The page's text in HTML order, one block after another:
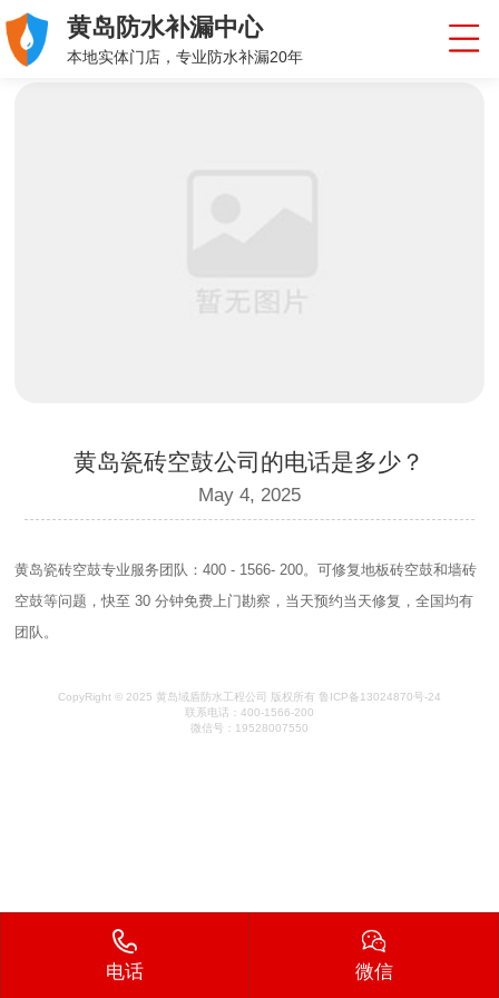
黄岛防水补漏中心
本地实体门店，专业防水补漏20年
黄岛瓷砖空鼓公司的电话是多少？
May 4, 2025
黄岛瓷砖空鼓专业服务团队：400 - 1566- 200。可修复地板砖空鼓和墙砖
空鼓等问题，快至 30 分钟免费上门勘察，当天预约当天修复，全国均有
团队。
CopyRight © 2025 黄岛域盾防水工程公司 版权所有 鲁ICP备13024870号-24
联系电话：400-1566-200
微信号：19528007550
电话 微信